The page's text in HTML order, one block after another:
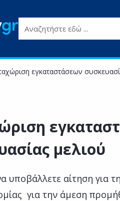
Αναζητήστε εδώ ...
εγκαταστάσεων
μελιού
υποβάλλετε αίτηση για
για την άμεση